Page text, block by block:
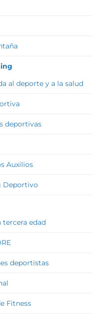
al deporte y a la salud
deportivas
Auxilios
Deportivo
tercera edad
deportistas
Fitness